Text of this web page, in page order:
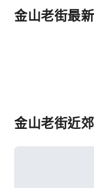
金山老街最
金山老街近